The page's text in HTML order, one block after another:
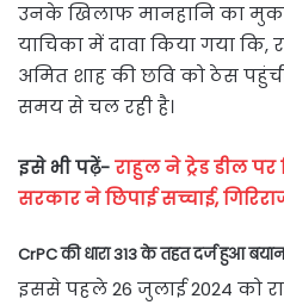
उनके खिलाफ मानहानि का
याचिका में दावा किया गया कि,
अमित शाह की छवि को ठेस
समय से चल रही है।
इसे भी पढ़ें-राहुल ने ट्रेड डील
सरकार ने छिपाई सच्चाई,
CrPC की धारा 313 के तहत दर्ज हुआ बयान
इससे पहले 26 जुलाई 2024 को